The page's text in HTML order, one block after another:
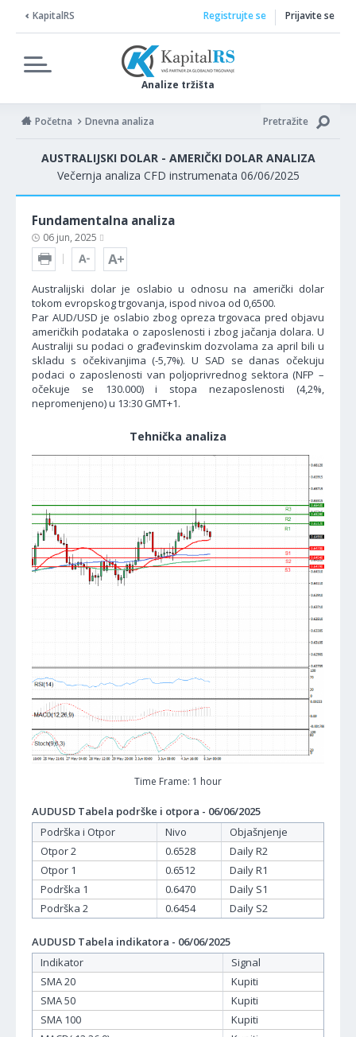
KapitalRS
Analize tržišta
Registrujte se Prijavite se
Početna Dnevna analiza Pretražite
AUSTRALIJSKI DOLAR - AMERIČKI DOLAR ANALIZA
Večernja analiza CFD instrumenata 06/06/2025
Fundamentalna analiza
06 jun, 2025
Australijski dolar je oslabio u odnosu na američki dolar
tokom evropskog trgovanja, ispod nivoa od 0,6500.
Par AUD/USD je oslabio zbog opreza trgovaca pred objavu
američkih podataka o zaposlenosti i zbog jačanja dolara. U
Australiji su podaci o građevinskim dozvolama za april bili u
skladu s očekivanjima (-5,7%). U SAD se danas očekuju
podaci o zaposlenosti van poljoprivrednog sektora (NFP –
očekuje se 130.000) i stopa nezaposlenosti (4,2%,
nepromenjeno) u 13:30 GMT+1.
Tehnička analiza
Time Frame: 1 hour
AUDUSD Tabela podrške i otpora - 06/06/2025
Podrška i Otpor
Nivo
Objašnjenje
Otpor 2
0.6528
Daily R2
Otpor 1
0.6512
Daily R1
Podrška 1
0.6470
Daily S1
Podrška 2
0.6454 Daily S2
AUDUSD Tabela indikatora - 06/06/2025
Indikator
Signal
SMA 20
Kupiti
SMA 50
Kupiti
SMA 100
Kupiti